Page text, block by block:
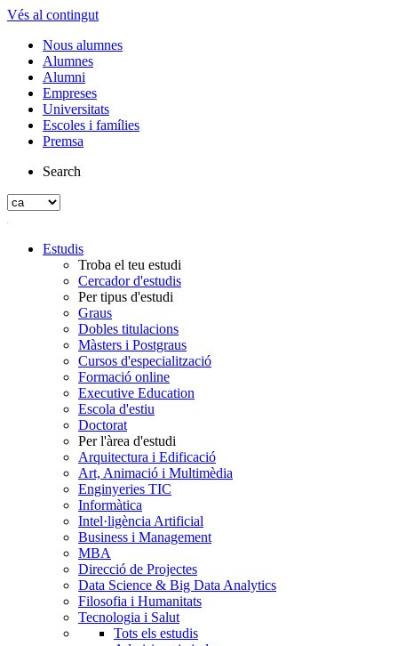
Vés al contingut
Nous alumnes
Alumnes
Alumni
Empreses
Universitats
Escoles i famílies
Premsa
Search
Estudis
Troba el teu estudi
Cercador d'estudis
Per tipus d'estudi
Graus
Dobles titulacions
Màsters i Postgraus
Cursos d'especialització
Formació online
Executive Education
Escola d'estiu
Doctorat
Per l'àrea d'estudi
Arquitectura i Edificació
Art, Animació i Multimèdia
Enginyeries TIC
Informàtica
Intel·ligència Artificial
Business i Management
MBA
Direcció de Projectes
Data Science & Big Data Analytics
Filosofia i Humanitats
Tecnologia i Salut
Tots els estudis